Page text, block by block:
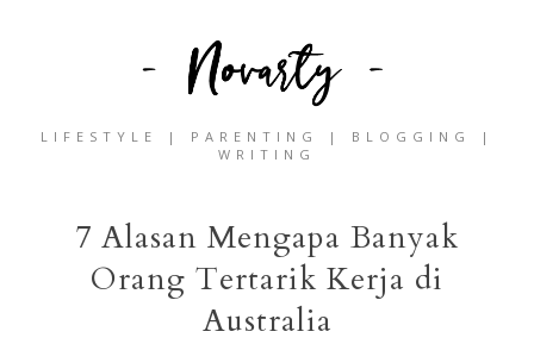
LIFESTYLE | PARENTING | BLOGGING |
WRITING
7 Alasan Mengapa Banyak
Orang Tertarik Kerja di
Australia